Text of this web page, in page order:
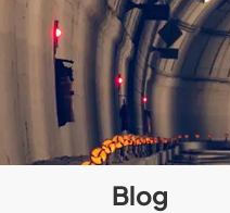
Blog